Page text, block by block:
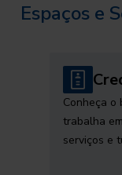
Espaços e
Conheça o
trabalha
serviços e